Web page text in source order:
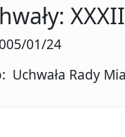
01/24
Uchwała Rady